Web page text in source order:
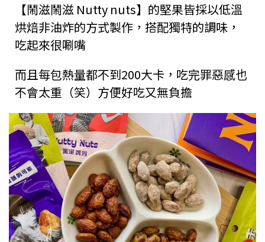
【鬧滋鬧滋 Nutty nuts】的堅果皆採以低溫
烘焙非油炸的方式製作，搭配獨特的調味，
吃起來很唰嘴
而且每包熱量都不到200大卡，吃完罪惡感也
不會太重（笑）方便好吃又無負擔